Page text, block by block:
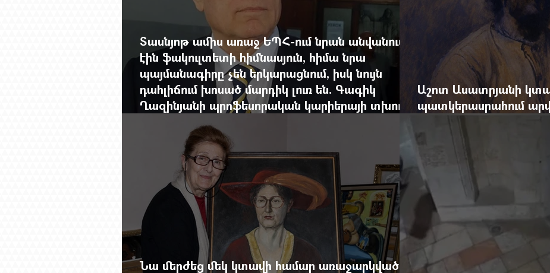
Տասնյոթ ամիս առաջ ԵՊՀ-ում նրան անվանում
էին ֆակուլտետի հիմնասյուն, հիմա նրա
պայմանագիրը չեն երկարացնում, իսկ նույն
դահլիճում խոսած մարդիկ լուռ են. Գագիկ
Ղազինյանի պրոֆեսորական կարիերայի տխուր
Աշոտ Ասատրյանի
պատկերասրահում
Նա մերժեց մեկ կտավի համար առաջարկված